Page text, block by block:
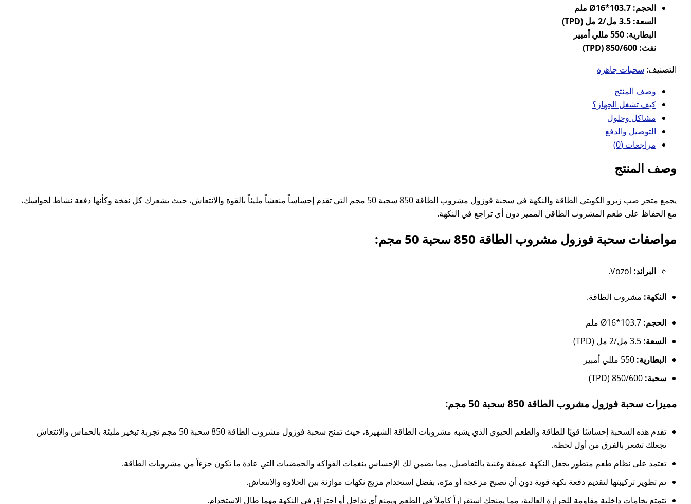
هو:
1,500 د.ك.
هو:
1,000 د.ك.
الحجم: Ø16*103.7 ملم
السعة: 3.5 مل/2 مل (TPD)
البطارية: 550 مللي أمبير
نفث: 850/600 (TPD)
التصنيف: سحبات جاهزة
وصف المنتج
كيف تشغل الجهاز؟
مشاكل وحلول
التوصيل والدفع
مراجعات (0)
وصف المنتج
يجمع متجر صب زيرو الكويتي الطاقة والنكهة في سحبة فوزول مشروب الطاقة 850 سحبة 50 مجم التي تقدم إحساساً منعشاً مليئاً بالقوة والانتعاش، حيث يشعرك كل نفخة وكأنها دفعة نشاط لحواسك،
مع الحفاظ على طعم المشروب الطاقي المميز دون أي تراجع في النكهة.
مواصفات سحبة فوزول مشروب الطاقة 850 سحبة 50 مجم:
البراند: Vozol
.
النكهة: مشروب الطاقة.
الحجم: Ø16*103.7 ملم
السعة:
البطارية:
سحبة:
مميزات سحبة فوزول مشروب الطاقة 850 سحبة 50 مجم:
تقدم هذه السحبة إحساسًا قويًا للطاقة والطعم الحيوي الذي يشبه مشروبات الطاقة الشهيرة، حيث تمنح سحبة فوزول مشروب الطاقة 850 سحبة 50 مجم تجربة تبخير مليئة بالحماس والانتعاش
تجعلك تشعر بالفرق من أول لحظة.
تعتمد على نظام طعم متطور يجعل النكهة عميقة وغنية بالتفاصيل، مما يضمن لك الإحساس بنغمات الفواكه والحمضيات التي عادة ما تكون جزءاً من مشروبات الطاقة.
تم تطوير تركيبتها لتقديم دفعة نكهة قوية دون أن تصبح مزعجة أو مرّة، بفضل استخدام مزيج نكهات موازنة بين الحلاوة والانتعاش.
تتمتع بخامات داخلية مقاومة للحرارة العالية، مما يمنحك استقراراً كاملاً في الطعم ويمنع أي تداخل أو احتراق في النكهة مهما طال الاستخدام.